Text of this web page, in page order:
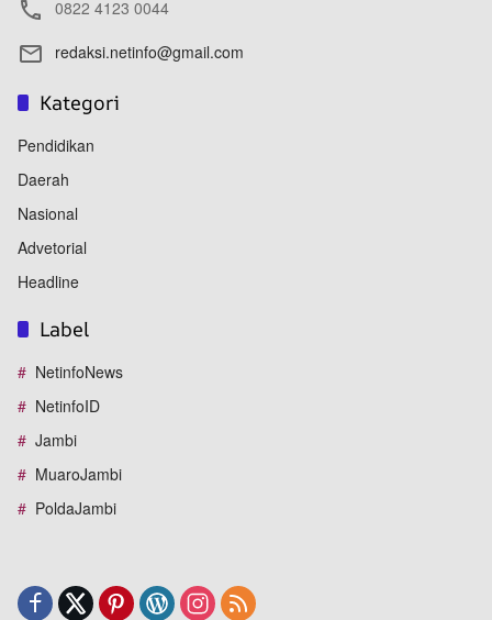
0822 4123 0044
redaksi.netinfo@gmail.com
Kategori
Pendidikan
Daerah
Nasional
Advetorial
Headline
Label
NetinfoNews
NetinfoID
Jambi
MuaroJambi
PoldaJambi